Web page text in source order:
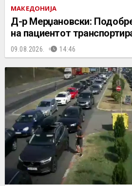
МАКЕДОНИЈА
Д-р Мерџановски:
на пациентот
09.08.2026. 14:46